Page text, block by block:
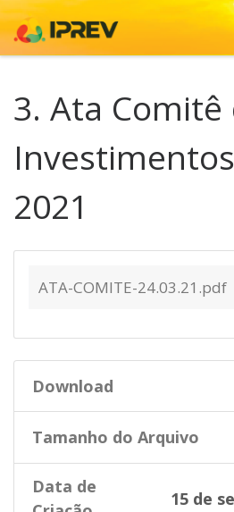
Skip to content
3. Ata Comitê
2021
ATA-COMITE-24.03.21.pdf
Download
Tamanho do Arquivo
Data de
15 de